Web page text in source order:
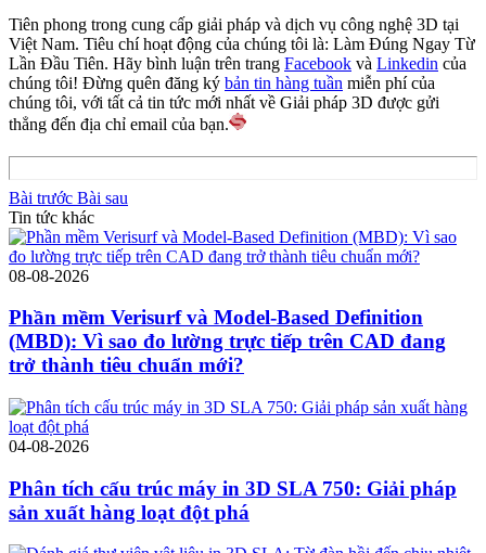
Tiên phong trong cung cấp giải pháp và dịch vụ công nghệ 3D tại
Việt Nam. Tiêu chí hoạt động của chúng tôi là: Làm Đúng Ngay Từ
Lần Đầu Tiên. Hãy bình luận trên trang Facebook và Linkedin của
chúng tôi! Đừng quên đăng ký bản tin hàng tuần miễn phí của
chúng tôi, với tất cả tin tức mới nhất về Giải pháp 3D được gửi
thẳng đến địa chỉ email của bạn.
Bài trước Bài sau
Tin tức khác
08-08-2026
Phần mềm Verisurf và Model-Based Definition
(MBD): Vì sao đo lường trực tiếp trên CAD đang
trở thành tiêu chuẩn mới?
04-08-2026
Phân tích cấu trúc máy in 3D SLA 750: Giải pháp
sản xuất hàng loạt đột phá